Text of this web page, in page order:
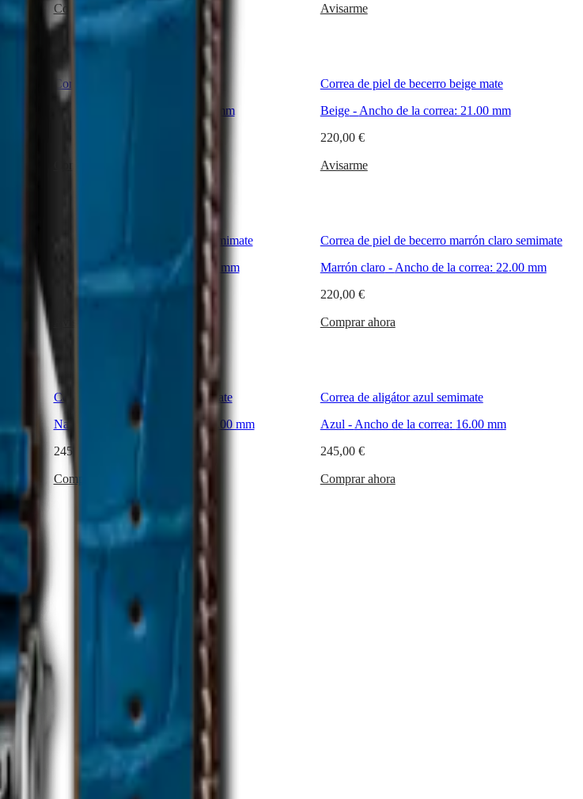
Comprar ahora Avisarme
Correa de aligátor dorado mate
19.00 mm
Correa de piel de becerro beige mate
Beige- Ancho de la correa: 21.00 mm
220,00 €
Avisarme
Correa de piel de becerro azul semimate
Ancho de la correa:
22.00 mm
210,00 €
Correa de piel de becerro marrón claro semimate
Marrón claro- Ancho de la correa: 22.00 mm
220,00 €
Comprar ahora
Correa de aligátor naranja semimate
Naranja
Ancho de la correa:16.00 mm
245,00 €
Comprar ahora
Correa de aligátor azul semimate
Azul - Ancho de la correa: 16.00 mm
245,00 €
Comprar ahora